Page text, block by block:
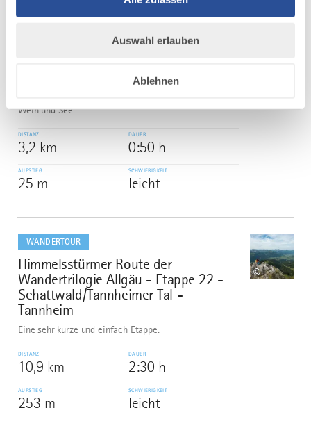
Auswahl erlauben
Ablehnen
Genießerweg Nonnenhorn
Wein und See
DISTANZ
3,2 km
DAUER
0:50 h
AUFSTIEG
25 m
SCHWIERIGKEIT
leicht
WANDERTOUR
6
Himmelsstürmer Route der
Wandertrilogie Allgäu - Etappe 22 -
Schattwald/Tannheimer Tal -
Tannheim
©
Eine sehr kurze und einfach Etappe.
DISTANZ
10,9 km
DAUER
2:30 h
AUFSTIEG
253 m
SCHWIERIGKEIT
leicht
dazu